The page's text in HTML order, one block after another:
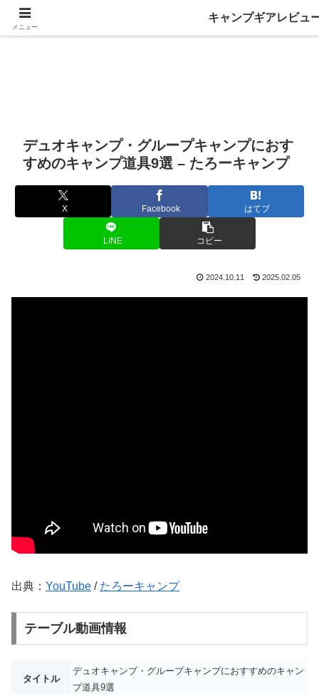
デュオキャンプ・グループキャンプにおす
すめのキャンプ道具9選 – たろーキャンプ
X Facebook はてブ
LINE コピー
2024.10.11 2025.02.05
出典： YouTube / たろーキャンプ
テーブル動画情報
タイトル
デュオキャンプ・グループキャンプにおすすめのキャン
プ道具9選
メニュー
キャンプギアレビュ